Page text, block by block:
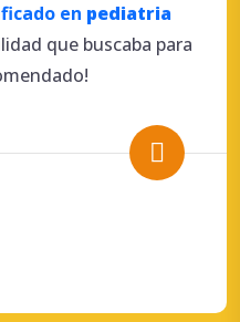
en pediatria
que buscaba para